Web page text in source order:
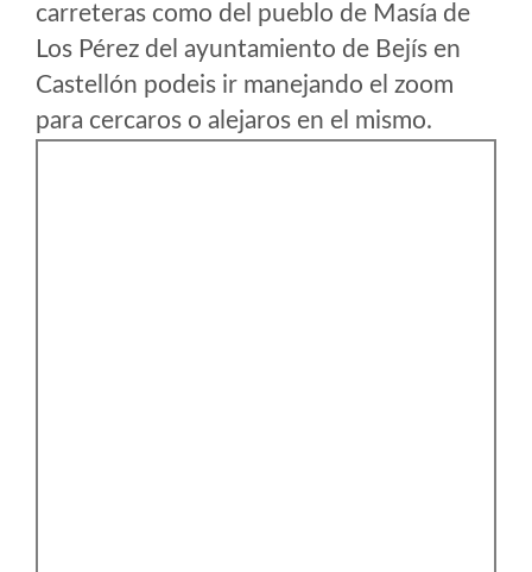
carreteras como del pueblo de Masía de
Los Pérez del ayuntamiento de Bejís en
Castellón podeis ir manejando el zoom
para cercaros o alejaros en el mismo.